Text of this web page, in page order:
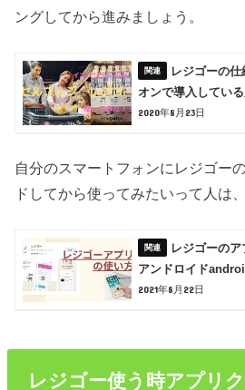
ングしてから進みましょう。
レジゴーの
オンで導入してい
2020年8月23日
自分のスマートフォンにレジゴー
ドしてから使ってみたいって人は
レジゴーの
アンドロイド
2021年8月22日
レジゴー使う時アプリ